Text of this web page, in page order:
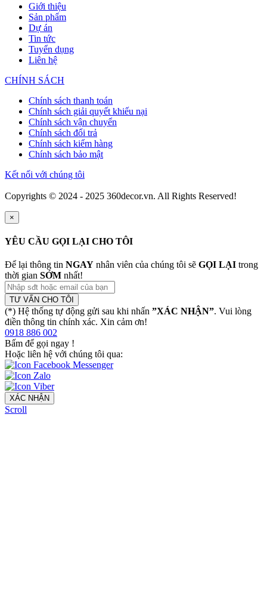
Giới thiệu
Sản phẩm
Dự án
Tin tức
Tuyển dụng
Liên hệ
CHÍNH SÁCH
Chính sách thanh toán
Chính sách giải quyết khiếu nại
Chính sách vận chuyển
Chính sách đổi trả
Chính sách kiểm hàng
Chính sách bảo mật
Kết nối với chúng tôi
Copyrights © 2024 - 2025 360decor.vn. All Rights Reserved!
×
YÊU CẦU GỌI LẠI CHO TÔI
Để lại thông tin NGAY nhân viên của chúng tôi sẽ GỌI LẠI trong
thời gian SỚM nhất!
TƯ VẤN CHO TÔI
(*) Hệ thống tự động gửi sau khi nhấn ”XÁC NHẬN”. Vui lòng
điền thông tin chính xác. Xin cảm ơn!
0918 886 002
Bấm để gọi ngay !
Hoặc liên hệ với chúng tôi qua:
XÁC NHẬN
Scroll